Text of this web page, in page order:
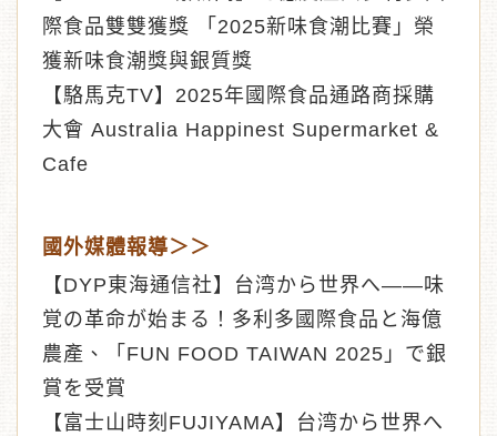
際食品雙雙獲獎 「2025新味食潮比賽」榮
獲新味食潮獎與銀質獎
【駱馬克TV】2025年國際食品通路商採購
大會 Australia Happinest Supermarket &
Cafe
國外媒體報導＞＞
【DYP東海通信社】台湾から世界へ——味
覚の革命が始まる！多利多國際食品と海億
農產、「FUN FOOD TAIWAN 2025」で銀
賞を受賞
【富士山時刻FUJIYAMA】台湾から世界へ